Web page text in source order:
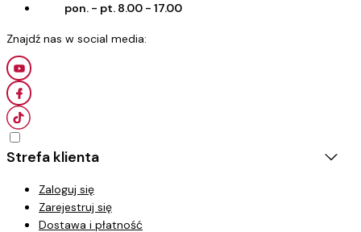
pon. - pt. 8.00 - 17.00
Strefa klienta
Zaloguj się
Zarejestruj się
Dostawa i płatność